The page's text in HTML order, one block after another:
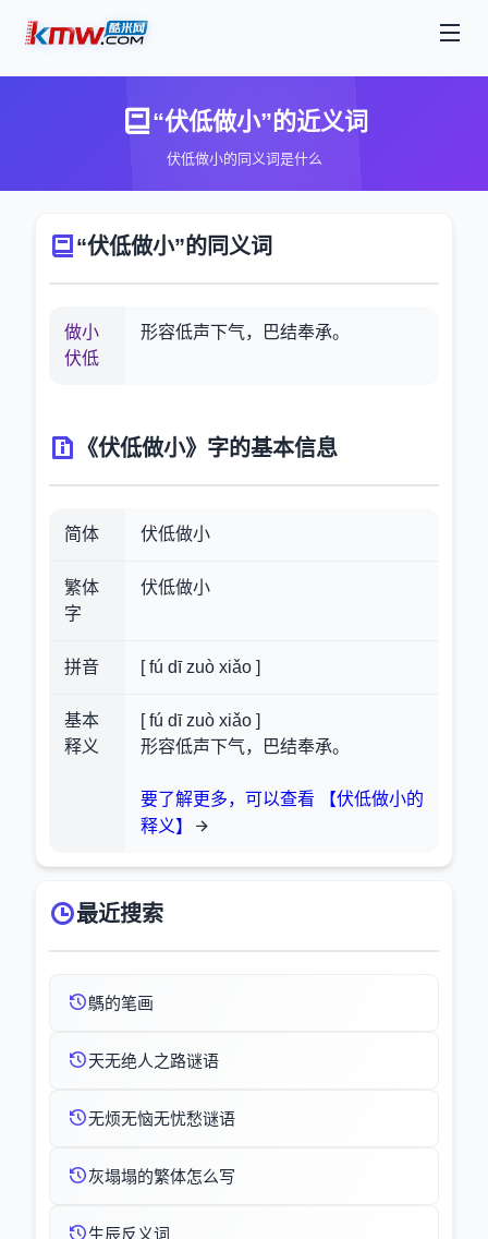
“伏低做小”的近义词
伏低做小的同义词是什么
“伏低做小”的同义词
做小
伏低
形容低声下气，巴结奉承。
《伏低做小》字的基本信息
简体 伏低做小
繁体
字
伏低做小
拼音 [ fú dī zuò xiǎo ]
基本
释义
[ fú dī zuò xiǎo ]
形容低声下气，巴结奉承。
要了解更多，可以查看 【伏低做小的
释义】
最近搜索
鷌的笔画
天无绝人之路谜语
无烦无恼无忧愁谜语
灰塌塌的繁体怎么写
生辰反义词